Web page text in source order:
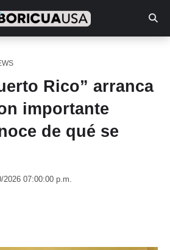
Rico” arranca
importante
de qué se
2026 07:00:00 p.m.